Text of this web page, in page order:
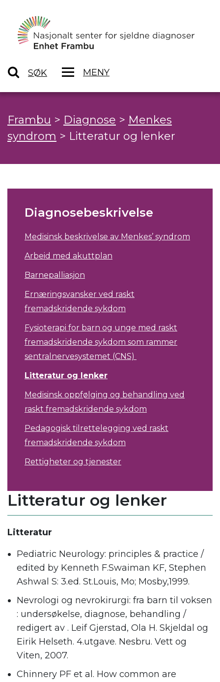
SØK MENY
Frambu > Diagnose > Menkes
syndrom > Litteratur og lenker
Diagnosebeskrivelse
Medisinsk beskrivelse av Menkes’ syndrom
Arbeid med akuttplan
Barnepalliasjon
Ernæringsvansker ved raskt
fremadskridende sykdom
Fysioterapi for barn og unge med raskt
fremadskridende sykdom som rammer
sentralnervesystemet (CNS)
Litteratur og lenker
Medisinsk oppfølging og behandling ved
raskt fremadskridende sykdom
Pedagogisk tilrettelegging ved raskt
fremadskridende sykdom
Rettigheter og tjenester
Litteratur og lenker
Litteratur
Pediatric Neurology: principles & practice /
edited by Kenneth F.Swaiman KF, Stephen
Ashwal S: 3.ed. St.Louis, Mo; Mosby,1999.
Nevrologi og nevrokirurgi: fra barn til voksen
: undersøkelse, diagnose, behandling /
redigert av . Leif Gjerstad, Ola H. Skjeldal og
Eirik Helseth. 4.utgave. Nesbru. Vett og
Viten, 2007.
Chinnery PF et al. How common are